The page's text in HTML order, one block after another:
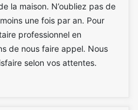
la maison. N’oubliez pas de
une fois par an. Pour
professionnel en
de nous faire appel. Nous
selon vos attentes.